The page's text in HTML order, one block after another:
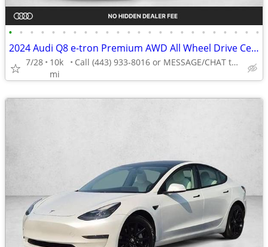
• • • • • • • • • • • • • • • • • • • • • • • •
2024 Audi Q8 e-tron Premium AWD All Wheel Drive Certified SUV Electric AUTONATIO
7/28
10k
mi
Call (443) 933-8016 or MESSAGE/CHAT to confirm availability